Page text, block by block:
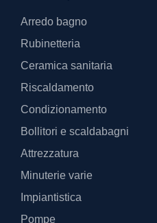
Arredo bagno
Rubinetteria
Ceramica sanitaria
Riscaldamento
Condizionamento
Bollitori e scaldabagni
Attrezzatura
Minuterie varie
Impiantistica
Pompe